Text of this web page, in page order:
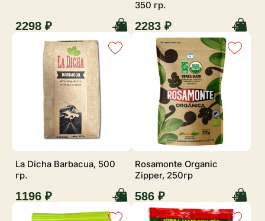
2298 ₽
350 гр.
2283 ₽
La Dicha Barbacua, 500
гр.
1196 ₽
Rosamonte Organic
Zipper, 250гр
586 ₽